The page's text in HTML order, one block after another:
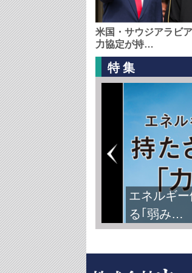
米国・サウジアラビ
力協定が持…
特集
エネルギ
る｢弱み…